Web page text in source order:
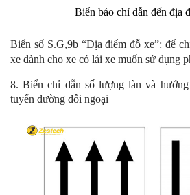
Biển báo chỉ dẫn đến địa
Biển số S.G,9b “Địa điểm đỗ xe”: để
xe dành cho xe có lái xe muốn sử dụng
8. Biển chỉ dẫn số lượng làn và
tuyến đường đối ngoại